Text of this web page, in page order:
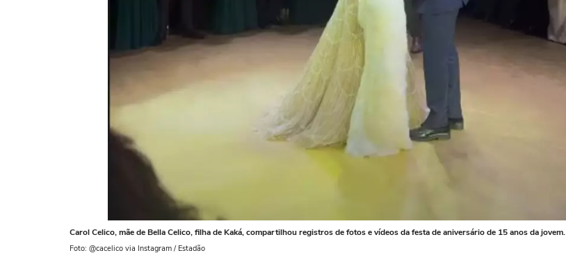
Carol Celico, mãe de Bella Celico, filha de Kaká, compartilhou registros de fotos e vídeos da festa de aniversário de 15 anos da jovem.
Foto: @cacelico via Instagram / Estadão